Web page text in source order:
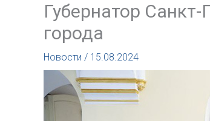
Губернатор
города
Новости / 15.08.2024